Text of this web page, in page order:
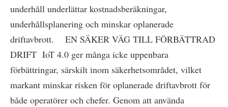
underhåll underlättar kostnadsberäkningar,
underhållsplanering och minskar oplanerade
driftavbrott. EN SÄKER VÄG TILL FÖRBÄTTRAD
DRIFT IoT 4.0 ger många icke uppenbara
förbättringar, särskilt inom säkerhetsområdet, vilket
markant minskar risken för oplanerade driftavbrott för
både operatörer och chefer. Genom att använda